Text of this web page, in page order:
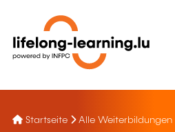
Startseite Alle Weiterbildungen